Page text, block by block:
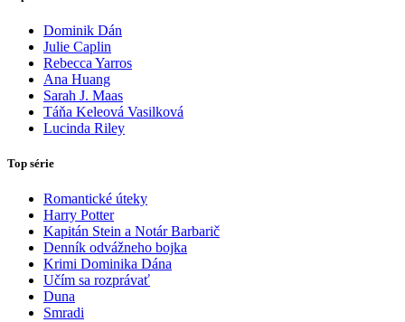
Dominik Dán
Julie Caplin
Rebecca Yarros
Ana Huang
Sarah J. Maas
Táňa Keleová Vasilková
Lucinda Riley
Top série
Romantické úteky
Harry Potter
Kapitán Stein a Notár Barbarič
Denník odvážneho bojka
Krimi Dominika Dána
Učím sa rozprávať
Duna
Smradi